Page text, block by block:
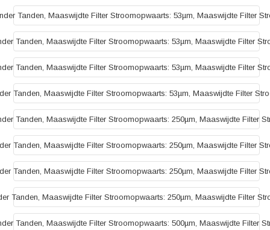
Tanden, Maaswijdte Filter Stroomopwaarts: 53µm, Maaswijdte Filter
Tanden, Maaswijdte Filter Stroomopwaarts: 53µm, Maaswijdte Filter
Tanden, Maaswijdte Filter Stroomopwaarts: 53µm, Maaswijdte Filter
Tanden, Maaswijdte Filter Stroomopwaarts: 53µm, Maaswijdte Filter
Tanden, Maaswijdte Filter Stroomopwaarts: 250µm, Maaswijdte Filter
Tanden, Maaswijdte Filter Stroomopwaarts: 250µm, Maaswijdte Filter
Tanden, Maaswijdte Filter Stroomopwaarts: 250µm, Maaswijdte Filter
Tanden, Maaswijdte Filter Stroomopwaarts: 250µm, Maaswijdte Filter
Tanden, Maaswijdte Filter Stroomopwaarts: 500µm, Maaswijdte Filter